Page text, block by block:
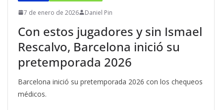
7 de enero de 2026 Daniel Pin
Con estos jugadores y sin Ismael
Rescalvo, Barcelona inició su
pretemporada 2026
Barcelona inició su pretemporada 2026 con los chequeos
médicos.